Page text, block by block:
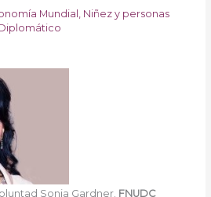
Mundial
Niñez y personas
Sonia Gardner. FNUDC